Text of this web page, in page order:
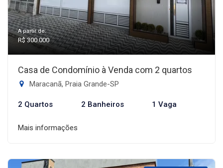
A partir de:
R$ 300.000
Casa de Condomínio à Venda com 2 quartos
Maracanã, Praia Grande-SP
2 Quartos 2 Banheiros 1 Vaga
Mais informações